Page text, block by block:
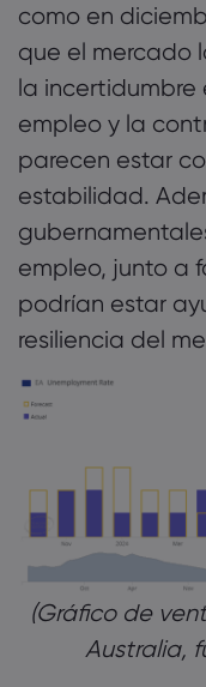
como en
que el mercado
la incertidumbre
empleo y la
parecen estar
estabilidad.
empleo, junto a
podrían estar
resiliencia del
(Gráfico de
Australia,